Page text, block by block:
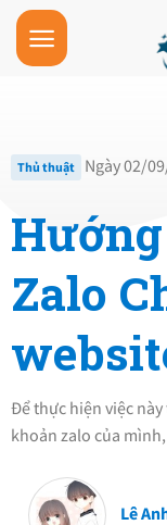
Skip
content
Thủ thuật Ngày 02/
Zalo
Để thực hiện việc
khoản zalo của
Lê